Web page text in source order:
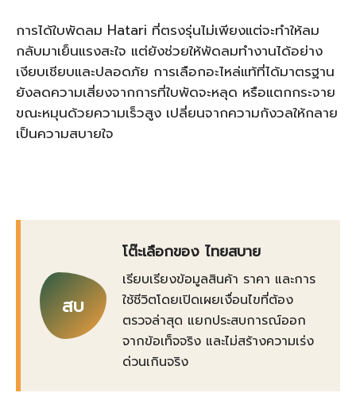
การได้ใบพัดลม Hatari ที่ตรงรุ่นไม่เพียงแต่จะทำให้ลม
กลับมาเย็นแรงสะใจ แต่ยังช่วยให้พัดลมทำงานได้อย่าง
เงียบเชียบและปลอดภัย การเลือกอะไหล่แท้ที่ได้มาตรฐาน
ยังลดความเสี่ยงจากการที่ใบพัดจะหลุด หรือแตกกระจาย
ขณะหมุนด้วยความเร็วสูง เปลี่ยนจากความกังวลให้กลาย
เป็นความสบายใจ
สบ
โต๊ะเลือกของ ไทยสบาย
เรียบเรียงข้อมูลสินค้า ราคา และการ
ใช้ชีวิตโดยเปิดเผยเงื่อนไขที่ต้อง
ตรวจล่าสุด แยกประสบการณ์ออก
จากข้อเท็จจริง และไม่สร้างความเร่ง
ด่วนเกินจริง